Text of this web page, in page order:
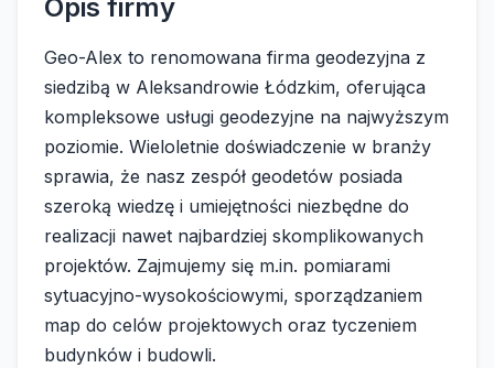
Opis firmy
Geo-Alex to renomowana firma geodezyjna z
siedzibą w Aleksandrowie Łódzkim, oferująca
kompleksowe usługi geodezyjne na najwyższym
poziomie. Wieloletnie doświadczenie w branży
sprawia, że nasz zespół geodetów posiada
szeroką wiedzę i umiejętności niezbędne do
realizacji nawet najbardziej skomplikowanych
projektów. Zajmujemy się m.in. pomiarami
sytuacyjno-wysokościowymi, sporządzaniem
map do celów projektowych oraz tyczeniem
budynków i budowli.